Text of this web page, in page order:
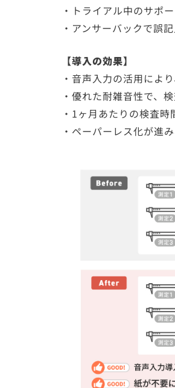
・トライアル中のサポ
・アンサーバックで誤
【導入の効果】
・音声入力の活用によ
・優れた耐雑音性で、
・1ヶ月あたりの検査
・ペーパーレス化が進